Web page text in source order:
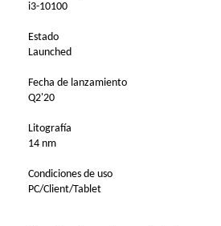
i3-10100
Estado
Launched
Fecha de lanzamiento
Q2'20
Litografía
14 nm
Condiciones de uso
PC/Client/Tablet